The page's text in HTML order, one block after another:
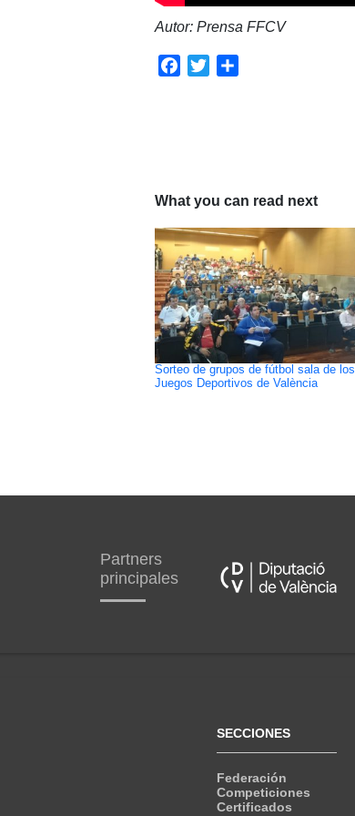
Autor: Prensa FFCV
Facebook
Twitter
What you can read next
Sorteo de grupos de fútbol sala de los
Juegos Deportivos de València
Partners
principales
SECCIONES
Federación
Competiciones
Certificados